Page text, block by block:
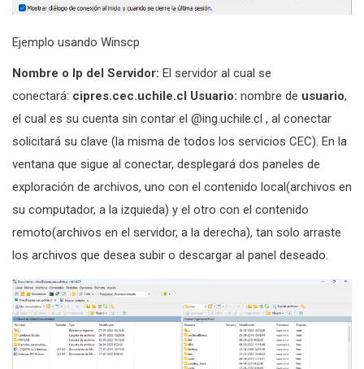
Ejemplo usando Winscp
Nombre o Ip del Servidor: El servidor al cual se
conectará: cipres.cec.uchile.cl Usuario: nombre de usuario,
el cual es su cuenta sin contar el @ing.uchile.cl , al conectar
solicitará su clave (la misma de todos los servicios CEC). En la
ventana que sigue al conectar, desplegará dos paneles de
exploración de archivos, uno con el contenido local(archivos en
su computador, a la izquieda) y el otro con el contenido
remoto(archivos en el servidor, a la derecha), tan solo arraste
los archivos que desea subir o descargar al panel deseado.